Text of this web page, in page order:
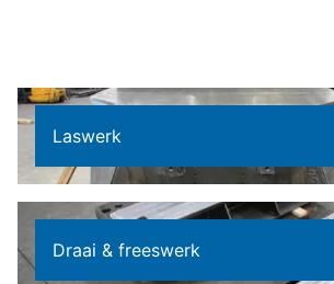
Laswerk
Draai & freeswerk